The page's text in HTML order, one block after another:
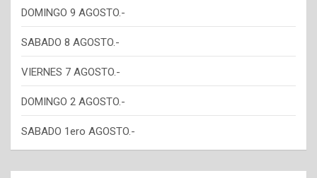
DOMINGO 9 AGOSTO.-
SABADO 8 AGOSTO.-
VIERNES 7 AGOSTO.-
DOMINGO 2 AGOSTO.-
SABADO 1ero AGOSTO.-